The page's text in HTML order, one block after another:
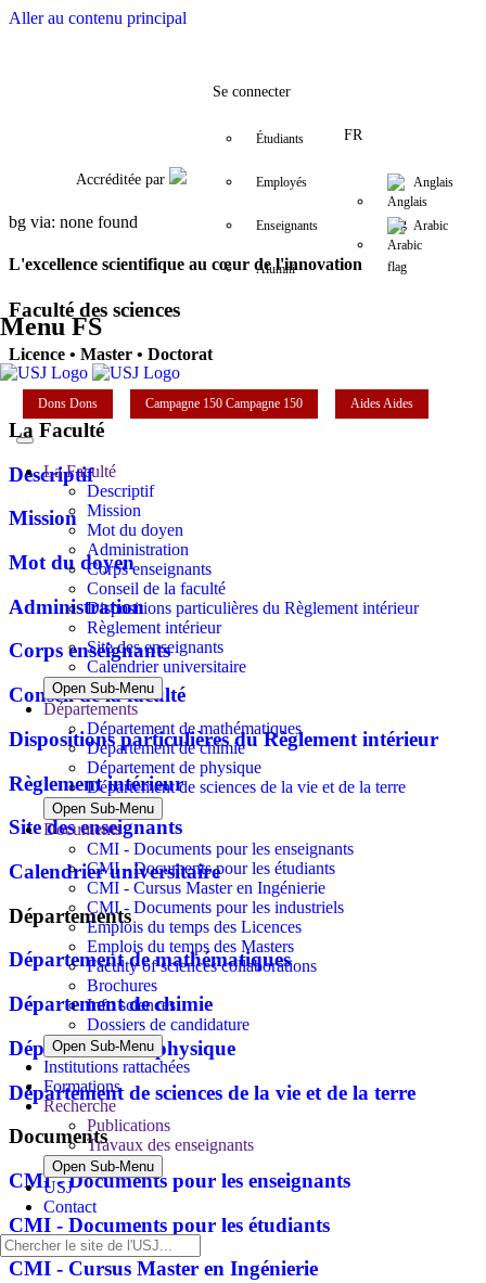
Aller au contenu principal
FacebookTwitter
Accréditée par
Se connecter
Étudiants
Employés
Enseignants
Alumni
FR
Anglais
Arabic
Menu FS
Dons Dons Campagne 150 Campagne 150 AidesAides
La Faculté
Descriptif
Mission
Mot du doyen
Administration
Corps enseignants
Conseil de la faculté
Dispositions particulières du Règlement intérieur
Règlement intérieur
Site des enseignants
Calendrier universitaire
Open Sub-Menu
Départements
Département de mathématiques
Département de chimie
Département de physique
Département de sciences de la vie et de la terre
Open Sub-Menu
Documents
CMI - Documents pour les enseignants
CMI - Documents pour les étudiants
CMI - Cursus Master en Ingénierie
CMI - Documents pour les industriels
Emplois du temps des Licences
Emplois du temps des Masters
Faculty of sciences collaborations
Brochures
Info sciences
Dossiers de candidature
Open Sub-Menu
Institutions rattachées
Formations
Recherche
Publications
Travaux des enseignants
Open Sub-Menu
USJ
Contact
bg via: none found
L'excellence scientifique au cœur de l'innovation
Faculté des sciences
Licence • Master • Doctorat
La Faculté
Descriptif
Mission
Mot du doyen
Administration
Corps enseignants
Conseil de la faculté
Dispositions particulières du Règlement intérieur
Règlement intérieur
Site des enseignants
Calendrier universitaire
Départements
Département de mathématiques
Département de chimie
Département de physique
Département de sciences de la vie et de la terre
Documents
CMI - Documents pour les enseignants
CMI - Documents pour les étudiants
CMI - Cursus Master en Ingénierie